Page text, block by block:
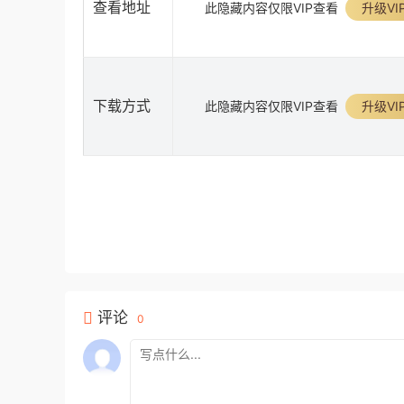
查看地址 此隐藏内容仅限VIP查看 升级
下载方式 此隐藏内容仅限VIP查看 升级
评论 0